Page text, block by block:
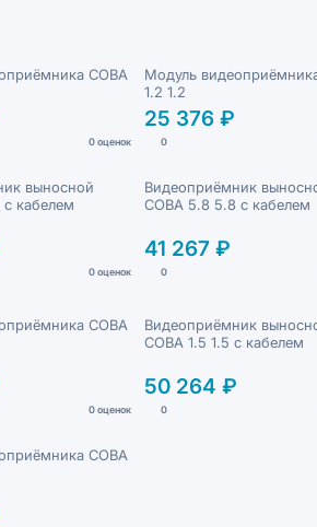
СОВА
0 оценок
Модуль
1.2 1.2
25 376 ₽
0
выносной
кабелем
0 оценок
Видеоприёмник
СОВА 5.8 5.8 с кабелем
41 267 ₽
0
СОВА
0 оценок
Видеоприёмник
СОВА 1.5 1.5 с кабелем
50 264 ₽
0
СОВА